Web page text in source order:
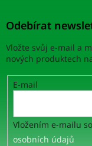
Odebírat
Vložte svůj e-mail a
nových produktech
E-mail
Vložením e-mailu
osobních údajů